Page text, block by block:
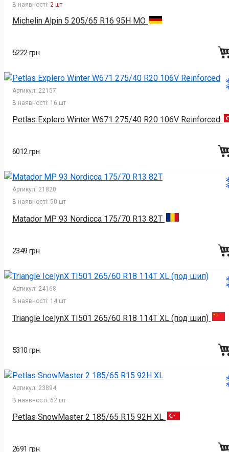
В наявності: 2 шт
Michelin Alpin 5 205/65 R16 95H MO
5222 грн.
Артикул: 22157
В наявності: 16 шт
Petlas Explero Winter W671 275/40 R20 106V Reinforced
6012 грн.
Артикул: 21820
В наявності: 50 шт
Matador MP 93 Nordicca 175/70 R13 82T
2349 грн.
Артикул: 24168
В наявності: 14 шт
Triangle IcelynX TI501 265/60 R18 114T XL (под шип)
5310 грн.
Артикул: 23894
В наявності: 62 шт
Petlas SnowMaster 2 185/65 R15 92H XL
2691 грн.